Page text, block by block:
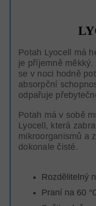
Potah Lyocell má
je příjemně
se v noci hodně
absorpční
odpařuje
Potah má v sobě
Lyocell, která
mikroorganismů a
dokonale čisté.
Rozdělitelný
Praní na 60